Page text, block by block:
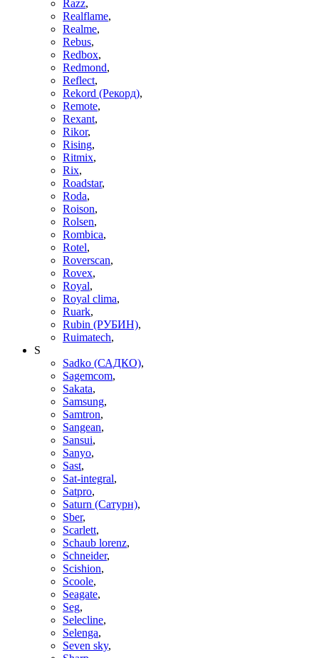
Razz,
Realflame,
Realme,
Rebus,
Redbox,
Redmond,
Reflect,
Rekord (Рекорд),
Remote,
Rexant,
Rikor,
Rising,
Ritmix,
Rix,
Roadstar,
Roda,
Roison,
Rolsen,
Rombica,
Rotel,
Roverscan,
Rovex,
Royal,
Royal clima,
Ruark,
Rubin (РУБИН),
Ruimatech,
S
Sadko (САДКО),
Sagemcom,
Sakata,
Samsung,
Samtron,
Sangean,
Sansui,
Sanyo,
Sast,
Sat-integral,
Satpro,
Saturn (Сатурн),
Sber,
Scarlett,
Schaub lorenz,
Schneider,
Scishion,
Scoole,
Seagate,
Seg,
Selecline,
Selenga,
Seven sky,